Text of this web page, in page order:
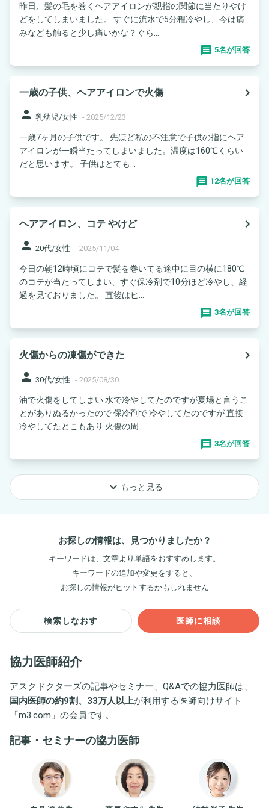
昨日、髪の毛を巻くヘアアイロンが親指の関節に当たりやけ
どをしてしまいました。 すぐに流水で5分程冷やし、今は痛
みなども触ると少し痛いかな？ぐら...
5名が回答
一歳の子供、ヘアアイロンで火傷
navigate_next
person 乳幼児/女性 - 2025/12/23
一歳7ヶ月の子供です。 先ほど私の不注意で子供の指にヘア
アイロンが一瞬当たってしまいました。温度は160℃くらい
だと思います。 子供はとても...
12名が回答
ヘアアイロン、コテ やけど
navigate_next
person 20代/女性 - 2025/11/04
今日の朝12時頃にコテで髪を巻いてる途中に目の横に180℃
のコテが当たってしまい、すぐ保冷剤で10分ほど冷やし、経
過を見ておりました。 直後はヒ...
3名が回答
火傷からの凍傷ができた
navigate_next
person 30代/女性 - 2025/08/30
油で火傷をしてしまい 水で冷やしてたのですが夏場と言うこ
とがありぬるかったので 保冷剤で 冷やしてたのですが 直接
冷やしてたとこもあり 火傷の周...
3名が回答
keyboard_arrow_down もっと見る
お探しの情報は、見つかりましたか？
キーワードは、文章より単語をおすすめします。
キーワードの追加や変更をすると、
お探しの情報がヒットするかもしれません
検索しなおす 医師に相談
協力医師紹介
アスクドクターズの記事やセミナー、Q&Aでの協力医師は、
国内医師の約9割、33万人以上が利用する医師向けサイト
「m3.com 」の会員です。
記事・セミナーの協力医師